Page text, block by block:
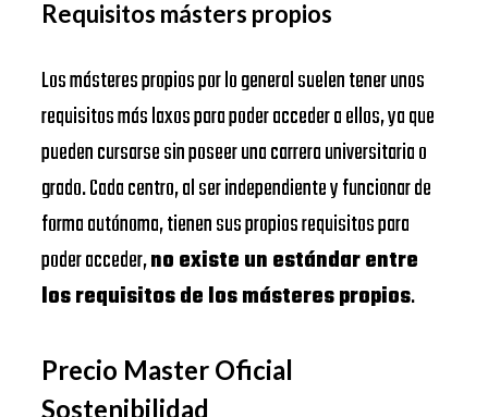
Requisitos másters propios
Los másteres propios por lo general suelen tener unos
requisitos más laxos para poder acceder a ellos, ya que
pueden cursarse sin poseer una carrera universitaria o
grado. Cada centro, al ser independiente y funcionar de
forma autónoma, tienen sus propios requisitos para
poder acceder,no existe un estándar entre
los requisitos de los másteres propios.
Precio Master Oficial
Sostenibilidad